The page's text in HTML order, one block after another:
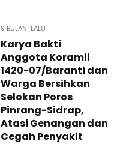
9 BULAN LALU
Karya Bakti
Anggota Koramil
1420-07/Baranti dan
Warga Bersihkan
Selokan Poros
Pinrang-Sidrap,
Atasi Genangan dan
Cegah Penyakit